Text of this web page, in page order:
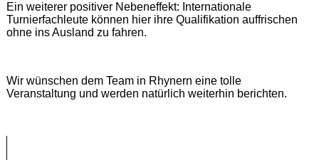
Ein weiterer positiver Nebeneffekt: Internationale
Turnierfachleute können hier ihre Qualifikation auffrischen
ohne ins Ausland zu fahren.
Wir wünschen dem Team in Rhynern eine tolle
Veranstaltung und werden natürlich weiterhin berichten.